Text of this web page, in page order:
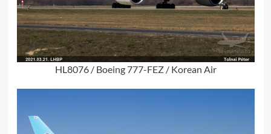
HL8076 / Boeing 777-FEZ / Korean Air